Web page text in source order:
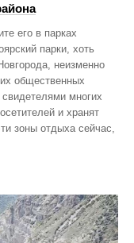
его в парках
парки, хоть
неизменно
общественных
многих
и хранят
зоны отдыха сейчас,